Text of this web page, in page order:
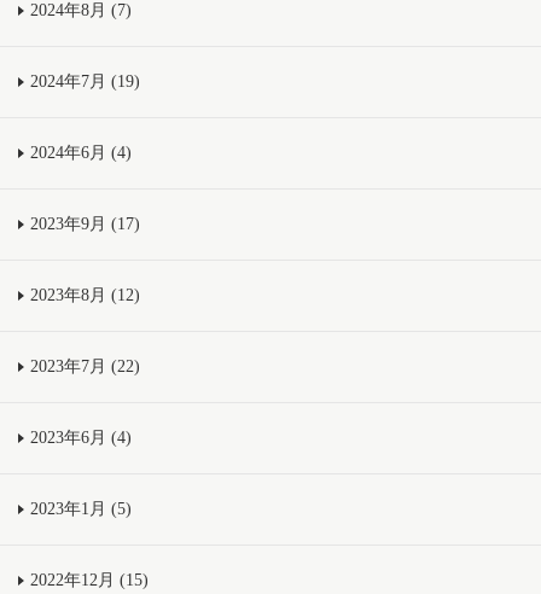
2024年8月 (7)
2024年7月 (19)
2024年6月 (4)
2023年9月 (17)
2023年8月 (12)
2023年7月 (22)
2023年6月 (4)
2023年1月 (5)
2022年12月 (15)